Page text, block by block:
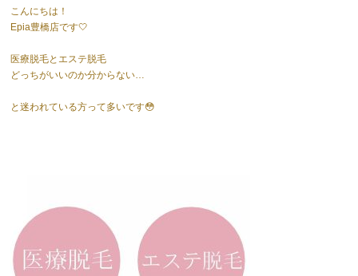
こんにちは！
Epia豊橋店です🤍
医療脱毛とエステ脱毛
どっちがいいのか分からない…
と迷われている方って多いです😳